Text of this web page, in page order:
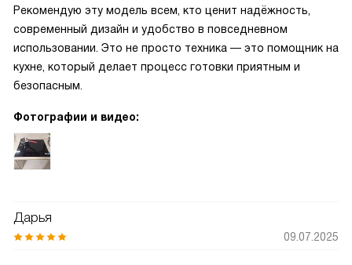
Рекомендую эту модель всем, кто ценит надёжность,
современный дизайн и удобство в повседневном
использовании. Это не просто техника — это помощник на
кухне, который делает процесс готовки приятным и
безопасным.
Фотографии и видео:
Дарья
09.07.2025